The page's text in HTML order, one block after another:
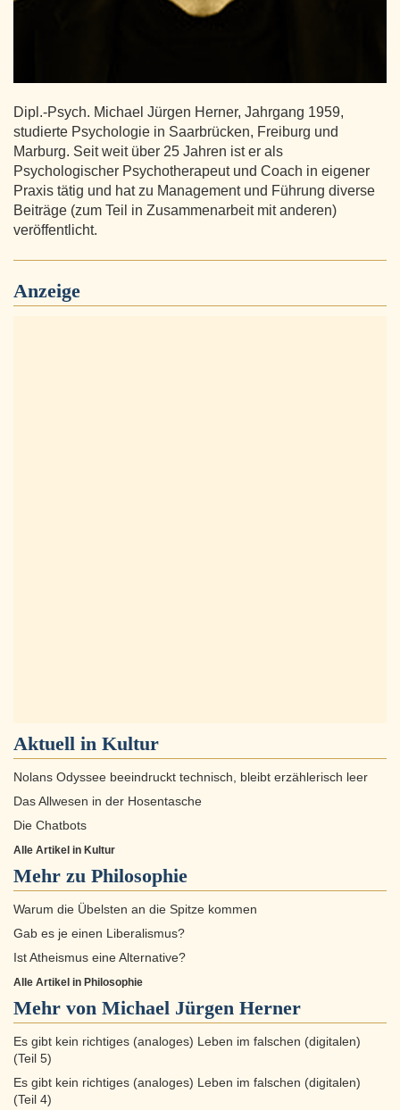
Dipl.-Psych. Michael Jürgen Herner, Jahrgang 1959,
studierte Psychologie in Saarbrücken, Freiburg und
Marburg. Seit weit über 25 Jahren ist er als
Psychologischer Psychotherapeut und Coach in eigener
Praxis tätig und hat zu Management und Führung diverse
Beiträge (zum Teil in Zusammenarbeit mit anderen)
veröffentlicht.
Anzeige
Aktuell in Kultur
Nolans Odyssee beeindruckt technisch, bleibt erzählerisch leer
Das Allwesen in der Hosentasche
Die Chatbots
Alle Artikel in Kultur
Mehr zu Philosophie
Warum die Übelsten an die Spitze kommen
Gab es je einen Liberalismus?
Ist Atheismus eine Alternative?
Alle Artikel in Philosophie
Mehr von Michael Jürgen Herner
Es gibt kein richtiges (analoges) Leben im falschen (digitalen)
(Teil 5)
Es gibt kein richtiges (analoges) Leben im falschen (digitalen)
(Teil 4)